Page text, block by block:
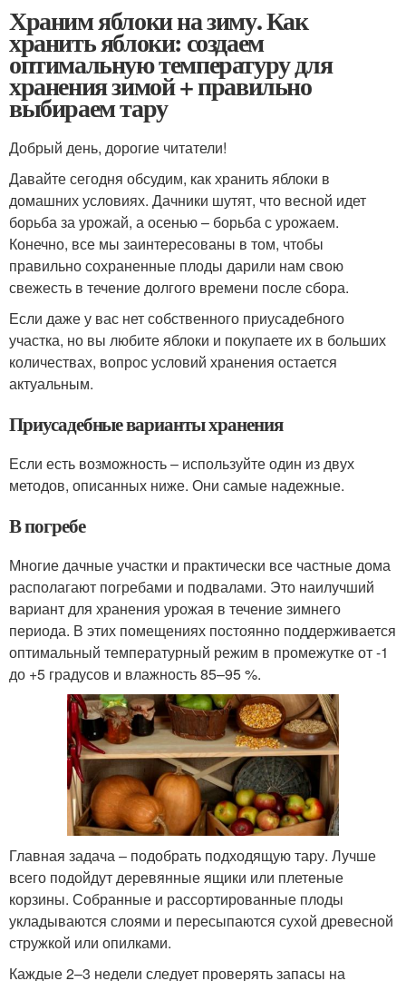
Храним яблоки на зиму. Как
хранить яблоки: создаем
оптимальную температуру для
хранения зимой + правильно
выбираем тару
Добрый день, дорогие читатели!
Давайте сегодня обсудим, как хранить яблоки в
домашних условиях. Дачники шутят, что весной идет
борьба за урожай, а осенью – борьба с урожаем.
Конечно, все мы заинтересованы в том, чтобы
правильно сохраненные плоды дарили нам свою
свежесть в течение долгого времени после сбора.
Если даже у вас нет собственного приусадебного
участка, но вы любите яблоки и покупаете их в больших
количествах, вопрос условий хранения остается
актуальным.
Приусадебные варианты хранения
Если есть возможность – используйте один из двух
методов, описанных ниже. Они самые надежные.
В погребе
Многие дачные участки и практически все частные дома
располагают погребами и подвалами. Это наилучший
вариант для хранения урожая в течение зимнего
периода. В этих помещениях постоянно поддерживается
оптимальный температурный режим в промежутке от -1
до +5 градусов и влажность 85–95 %.
Главная задача – подобрать подходящую тару. Лучше
всего подойдут деревянные ящики или плетеные
корзины. Собранные и рассортированные плоды
укладываются слоями и пересыпаются сухой древесной
стружкой или опилками.
Каждые 2–3 недели следует проверять запасы на